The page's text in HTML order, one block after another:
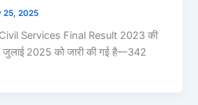
25, 2025
Services Final Result 2023 की
2025 को जारी की गई है—342